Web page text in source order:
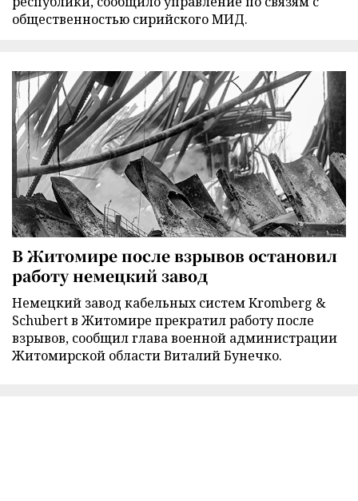
общественностью сирийского МИД.
В Житомире после взрывов остановил
работу немецкий завод
Немецкий завод кабельных систем Kromberg &
Schubert в Житомире прекратил работу после
взрывов, сообщил глава военной администрации
Житомирской области Виталий Бунечко.